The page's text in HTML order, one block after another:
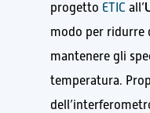
progetto ETIC all’
modo per ridurre
mantenere gli
temperatura.